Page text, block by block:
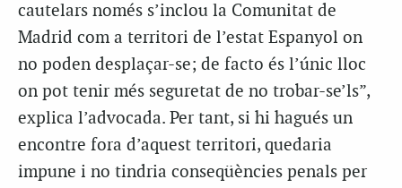
cautelars només s’inclou la Comunitat de
Madrid com a territori de l’estat Espanyol on
no poden desplaçar-se; de facto és l’únic lloc
on pot tenir més seguretat de no trobar-se’ls”,
explica l’advocada. Per tant, si hi hagués un
encontre fora d’aquest territori, quedaria
impune i no tindria conseqüències penals per